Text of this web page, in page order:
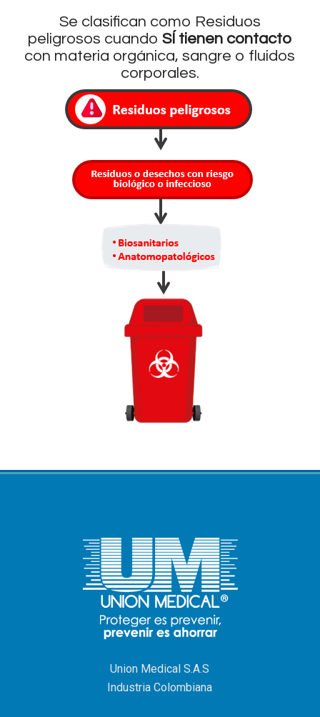
Se clasifican como Residuos
peligrosos cuandoSÍ tienen contacto
con materia orgánica, sangre o fluidos
corporales.
Union Medical S.A.S
Industria Colombiana